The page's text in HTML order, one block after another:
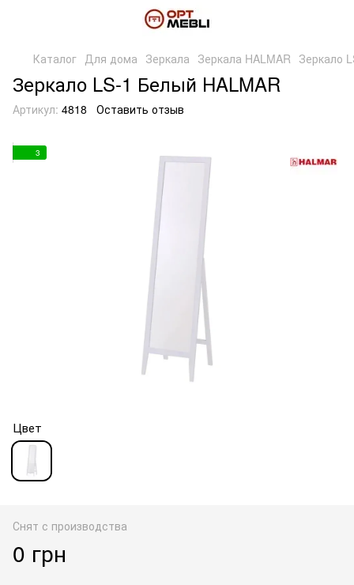
Каталог Для дома Зеркала Зеркала HALMAR Зеркало
Зеркало LS-1 Белый HALMAR
Артикул: 4818 Оставить отзыв
3
Цвет
Снят с производства
0 грн